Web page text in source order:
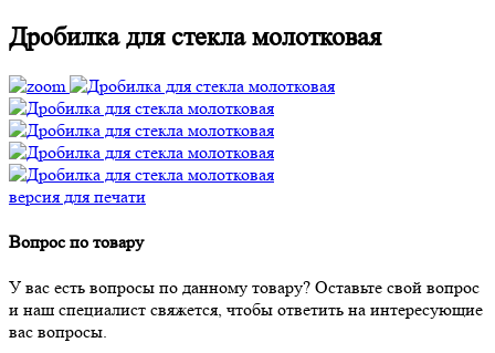
Дробилка для стекла молотковая
версия для печати
Вопрос по товару
У вас есть вопросы по данному товару? Оставьте свой вопрос
и наш специалист свяжется, чтобы ответить на интересующие
вас вопросы.